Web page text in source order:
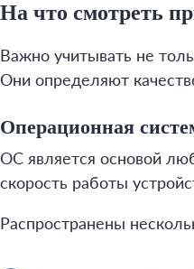
На что смотреть
Важно учитывать не
Они определяют
Операционная
ОС является основой
скорость работы
Распространены